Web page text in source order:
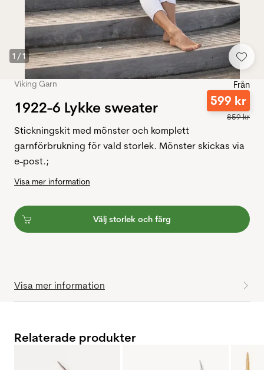
1 /1
Viking Garn
1922-6 Lykke sweater
Från
599 kr
859kr
Stickningskit med mönster och komplett
garnförbrukning för vald storlek. Mönster skickas via
e-post.;
Visa mer information
Välj storlek och färg
Visa mer information
Relaterade produkter